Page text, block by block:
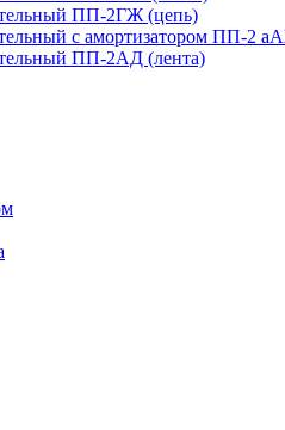
ПП-2ГЖ (цепь)
с амортизатором ПП-2
ПП-2АД (лента)